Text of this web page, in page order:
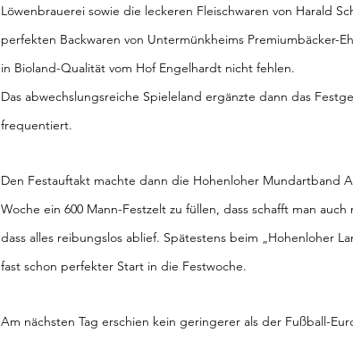
Löwenbrauerei sowie die leckeren Fleischwaren von Harald
perfekten Backwaren von Untermünkheims Premiumbäcker-
in Bioland-Qualität vom Hof Engelhardt nicht fehlen.
Das abwechslungsreiche Spieleland ergänzte dann das
frequentiert.
Den Festauftakt machte dann die Hohenloher Mundartband
Woche ein 600 Mann-Festzelt zu füllen, dass schafft man
dass alles reibungslos ablief. Spätestens beim „Hohenloher
fast schon perfekter Start in die Festwoche.
Am nächsten Tag erschien kein geringerer als der Fußball-